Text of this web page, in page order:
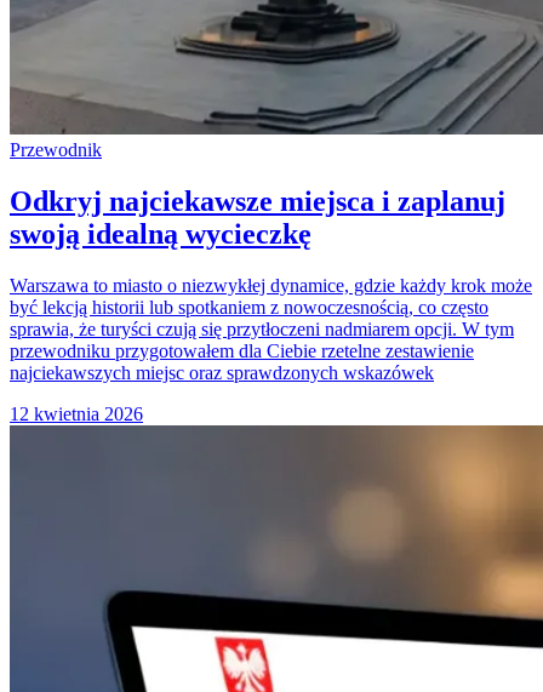
Przewodnik
Odkryj najciekawsze miejsca i zaplanuj
swoją idealną wycieczkę
Warszawa to miasto o niezwykłej dynamice, gdzie każdy krok może
być lekcją historii lub spotkaniem z nowoczesnością, co często
sprawia, że turyści czują się przytłoczeni nadmiarem opcji. W tym
przewodniku przygotowałem dla Ciebie rzetelne zestawienie
najciekawszych miejsc oraz sprawdzonych wskazówek
12 kwietnia 2026